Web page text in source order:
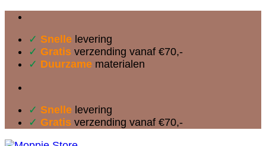
inhoud
✓ Snelle levering
✓ Gratis verzending vanaf €70,-
✓ Duurzame materialen
✓ Snelle levering
✓ Gratis verzending vanaf €70,-